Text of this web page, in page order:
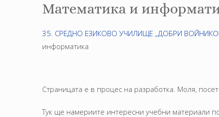
Математика и
35. СРЕДНО ЕЗИКОВО УЧИЛИЩЕ „ДОБРИ
информатика
Страницата е в процес на разработка. Моля,
Тук ще намериите интересни учебни материали